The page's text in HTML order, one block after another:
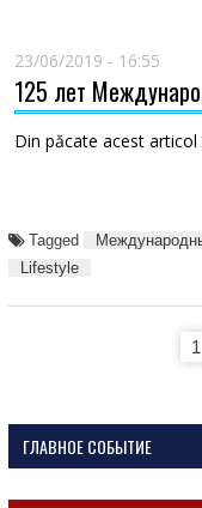
23/06/2019 - 16:55
125 лет
Din păcate acest articol
Tagged
Lifestyle
1
ГЛАВНОЕ СОБЫТИЕ